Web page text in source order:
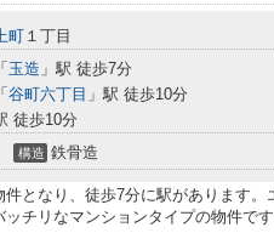
町 １丁目
「 玉造 」駅 徒歩7分
「 谷町六丁目 」駅 徒歩10分
徒歩10分
構造 鉄骨造
となり、徒歩7分に駅があります。
チリなマンションタイプの物件で